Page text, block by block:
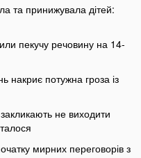
та принижувала дітей:
пекучу речовину на 14-
накриє потужна гроза із
не виходити
мирних переговорів з